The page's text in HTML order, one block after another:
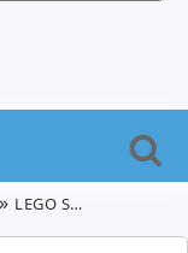
LEGO Super Mario – Kreativbox Leveldesigner-Set (71418) für 35,79€ (VG: 44,29€)